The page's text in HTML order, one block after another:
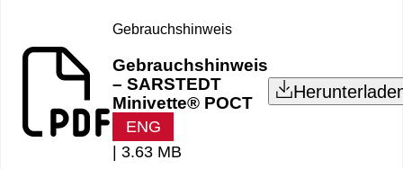
Gebrauchshinweis
Gebrauchshinweis
– SARSTEDT
Minivette® POCT
ENG
| 3.63 MB